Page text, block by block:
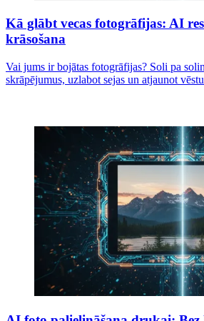
Kā glābt vecas fotogrāfijas: AI
krāsošana
Vai jums ir bojātas fotogrāfijas? Soli pa
skrāpējumus, uzlabot sejas un atjaunot